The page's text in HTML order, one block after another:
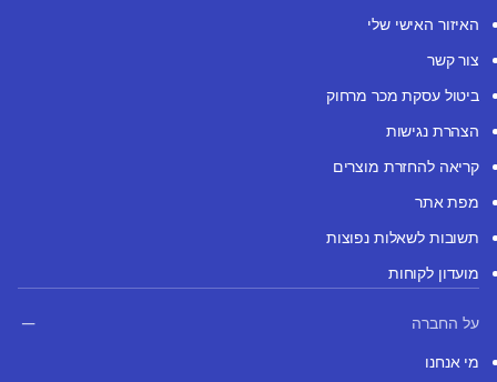
האיזור האישי שלי
צור קשר
ביטול עסקת מכר מרחוק
הצהרת נגישות
קריאה להחזרת מוצרים
מפת אתר
תשובות לשאלות נפוצות
מועדון לקוחות
על החברה
מי אנחנו